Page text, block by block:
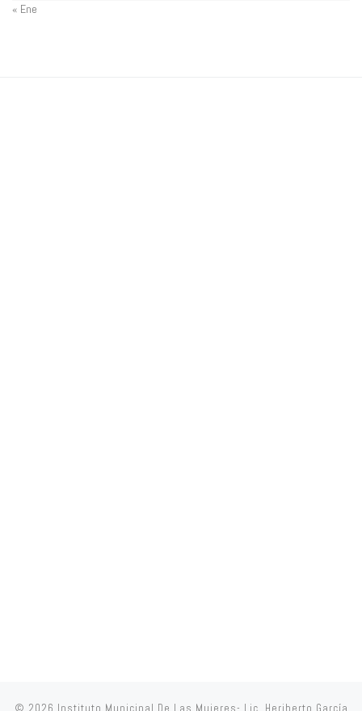
« Ene
© 2026 Instituto Municipal De Las Mujeres- Lic. Heriberto García